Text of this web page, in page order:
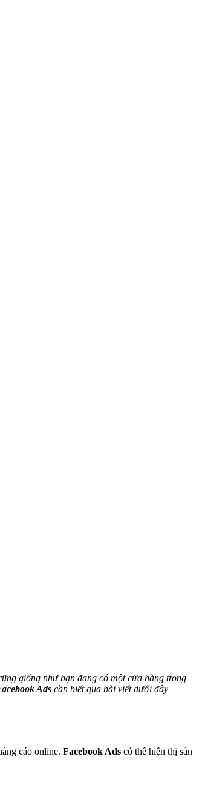
giống như bạn đang có một cửa hàng trong
Ads cần biết qua bài viết dưới đây
cáo online. Facebook Ads có thể hiện thị sản